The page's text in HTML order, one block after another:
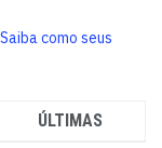
Saiba como seus
ÚLTIMAS